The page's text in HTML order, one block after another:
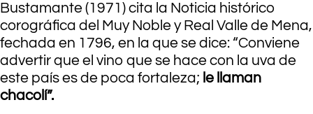
Bustamante (1971) cita la Noticia histórico
corográfica del Muy Noble y Real Valle de Mena,
fechada en 1796, en la que se dice: “Conviene
advertir que el vino que se hace con la uva de
este país es de poca fortaleza; le llaman
chacolí”.